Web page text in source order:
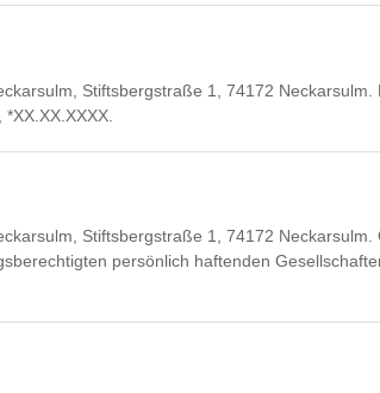
Stiftsbergstraße 1, 74172 Neckarsulm.
Stiftsbergstraße 1, 74172 Neckarsulm.
persönlich haftenden